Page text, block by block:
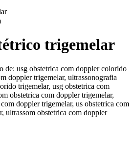
trigemelar
de: usg obstetrica com doppler colorido
doppler trigemelar, ultrassonografia
trigemelar, usg obstetrica com
obstetrica com doppler trigemelar,
doppler trigemelar, us obstetrica com
ultrassom obstetrica com doppler